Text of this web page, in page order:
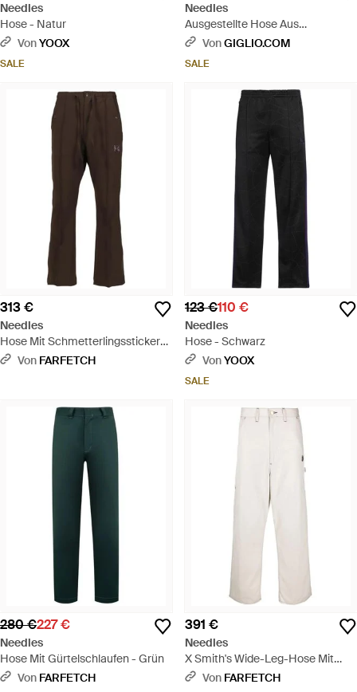
Needles
Hose - Natur
VonYOOX
SALE
Needles
Ausgestellte Hose Aus
Technischem Stretch-Gewebe
VonGIGLIO.COM
SALE
313 €
Needles
Hose Mit Schmetterlingsstickerei
- Grau
Von FARFETCH
123 €110 €
Needles
Hose - Schwarz
VonYOOX
SALE
280 €227 €
Needles
Hose Mit Gürtelschlaufen - Grün
Von FARFETCH
391 €
Needles
X Smith's Wide-Leg-Hose Mit
Schmetterling - Weiß
Von FARFETCH